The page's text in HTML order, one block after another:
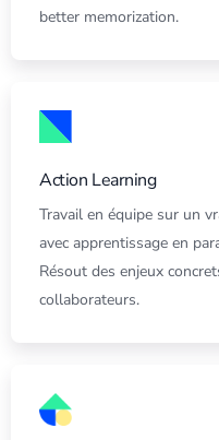
better memorization.
Action Learning
Travail en équipe sur un
avec apprentissage en
Résout des enjeux
collaborateurs.